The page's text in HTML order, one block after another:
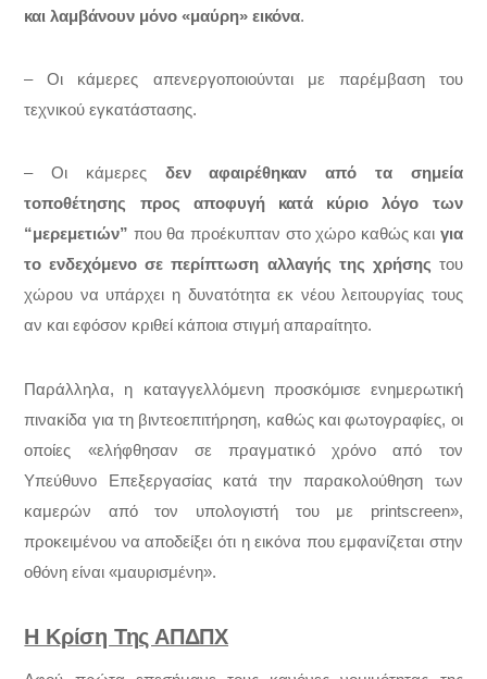
και λαμβάνουν μόνο «μαύρη» εικόνα.
– Οι κάμερες απενεργοποιούνται με παρέμβαση του
τεχνικού εγκατάστασης.
– Οι κάμερες δεν αφαιρέθηκαν από τα σημεία
τοποθέτησης προς αποφυγή κατά κύριο λόγο των
“μερεμετιών” που θα προέκυπταν στο χώρο καθώς και για
το ενδεχόμενο σε περίπτωση αλλαγής της χρήσης του
χώρου να υπάρχει η δυνατότητα εκ νέου λειτουργίας τους
αν και εφόσον κριθεί κάποια στιγμή απαραίτητο.
Παράλληλα, η καταγγελλόμενη προσκόμισε ενημερωτική
πινακίδα για τη βιντεοεπιτήρηση, καθώς και φωτογραφίες, οι
οποίες «ελήφθησαν σε πραγματικό χρόνο από τον
Υπεύθυνο Επεξεργασίας κατά την παρακολούθηση των
καμερών από τον υπολογιστή του με printscreen»,
προκειμένου να αποδείξει ότι η εικόνα που εμφανίζεται στην
οθόνη είναι «μαυρισμένη».
Η Κρίση Της ΑΠΔΠΧ